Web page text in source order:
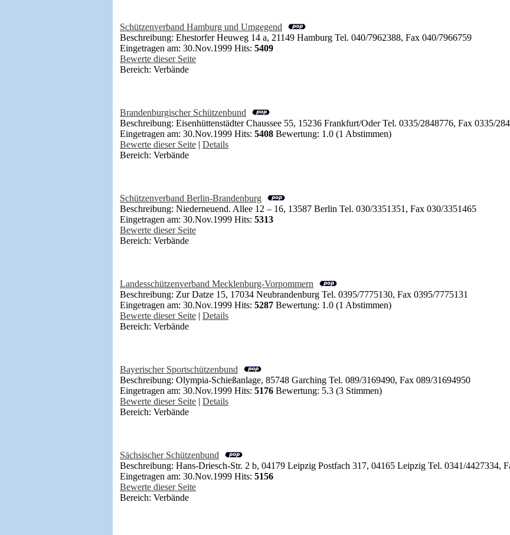
Schützenverband Hamburg und Umgegend
Beschreibung: Ehestorfer Heuweg 14 a, 21149 Hamburg Tel. 040/7962388, Fax 040/7966759
Eingetragen am: 30.Nov.1999 Hits: 5409
Bewerte dieser Seite
Bereich: Verbände
Brandenburgischer Schützenbund
Beschreibung: Eisenhüttenstädter Chaussee 55, 15236 Frankfurt/Oder Tel. 0335/2848776, Fax 0335/
Eingetragen am: 30.Nov.1999 Hits: 5408 Bewertung: 1.0 (1 Abstimmen)
Bewerte dieser Seite | Details
Bereich: Verbände
Schützenverband Berlin-Brandenburg
Beschreibung: Niederneuend. Allee 12 – 16, 13587 Berlin Tel. 030/3351351, Fax 030/3351465
Eingetragen am: 30.Nov.1999 Hits: 5313
Bewerte dieser Seite
Bereich: Verbände
Landesschützenverband Mecklenburg-Vorpommern
Beschreibung: Zur Datze 15, 17034 Neubrandenburg Tel. 0395/7775130, Fax 0395/7775131
Eingetragen am: 30.Nov.1999 Hits: 5287 Bewertung: 1.0 (1 Abstimmen)
Bewerte dieser Seite | Details
Bereich: Verbände
Bayerischer Sportschützenbund
Beschreibung: Olympia-Schießanlage, 85748 Garching Tel. 089/3169490, Fax 089/31694950
Eingetragen am: 30.Nov.1999 Hits: 5176 Bewertung: 5.3 (3 Stimmen)
Bewerte dieser Seite | Details
Bereich: Verbände
Sächsischer Schützenbund
Beschreibung: Hans-Driesch-Str. 2 b, 04179 Leipzig Postfach 317, 04165 Leipzig Tel. 0341/4427334,
Eingetragen am: 30.Nov.1999 Hits: 5156
Bewerte dieser Seite
Bereich: Verbände